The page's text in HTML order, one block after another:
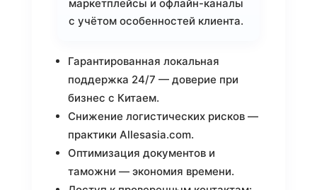
маркетплейсы и офлайн-каналы
с учётом особенностей клиента.
Гарантированная локальная
поддержка 24/7 — доверие при
бизнес с Китаем.
Снижение логистических рисков —
практики Allesasia.com.
Оптимизация документов и
таможни — экономия времени.